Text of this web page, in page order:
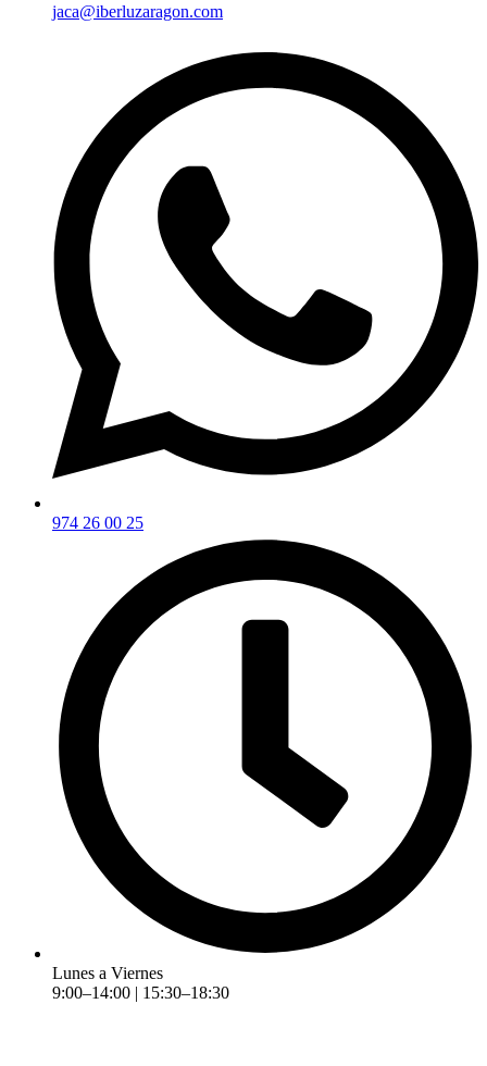
jaca@iberluzaragon.com
974 26 00 25
Lunes a Viernes
9:00–14:00 | 15:30–18:30